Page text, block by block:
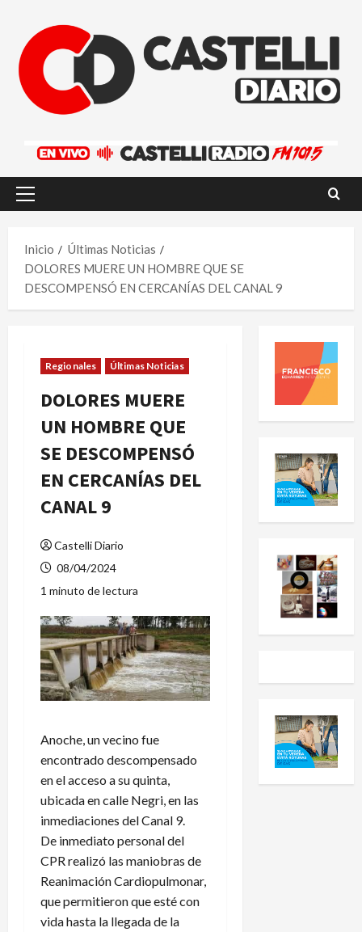
contenido
Menú
Inicio
Últimas Noticias
DOLORES MUERE UN HOMBRE QUE SE
DESCOMPENSÓ EN CERCANÍAS DEL CANAL 9
Regionales Últimas Noticias
DOLORES MUERE
UN HOMBRE QUE
SE DESCOMPENSÓ
EN CERCANÍAS DEL
CANAL 9
Castelli Diario
08/04/2024
1 minuto de lectura
Anoche, un vecino fue
encontrado descompensado
en el acceso a su quinta,
ubicada en calle Negri, en las
inmediaciones del Canal 9.
De inmediato personal del
CPR realizó las maniobras de
Reanimación Cardiopulmonar,
que permitieron que esté con
vida hasta la llegada de la